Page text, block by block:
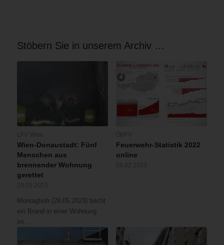
Stöbern Sie in unserem Archiv …
Wien-Donaustadt: Fünf
Menschen aus
brennender Wohnung
gerettet
Montagfrüh (29.05.2023) bricht
ein Brand in einer Wohnung
im…
Feuerwehr-Statistik 2022
online